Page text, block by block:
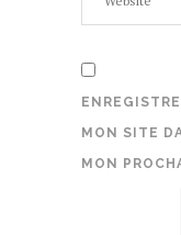
MON SITE
MON